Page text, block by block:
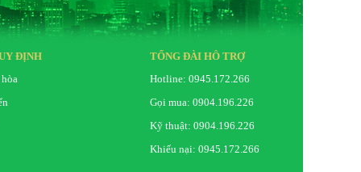
ĐỊNH
TỔNG ĐÀI HỖ TRỢ
Hotline: 0945.172.266
Gọi mua: 0904.196.226
Kỹ thuật: 0904.196.226
Khiếu nại: 0945.172.266